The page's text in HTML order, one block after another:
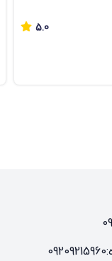
5.0
09209215960